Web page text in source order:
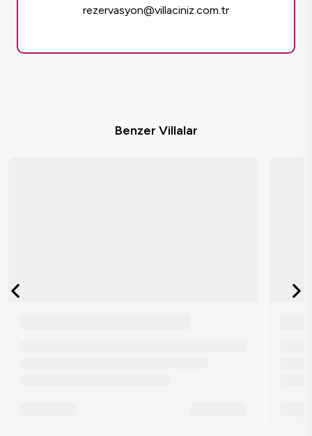
rezervasyon@villaciniz.com.tr
Benzer Villalar